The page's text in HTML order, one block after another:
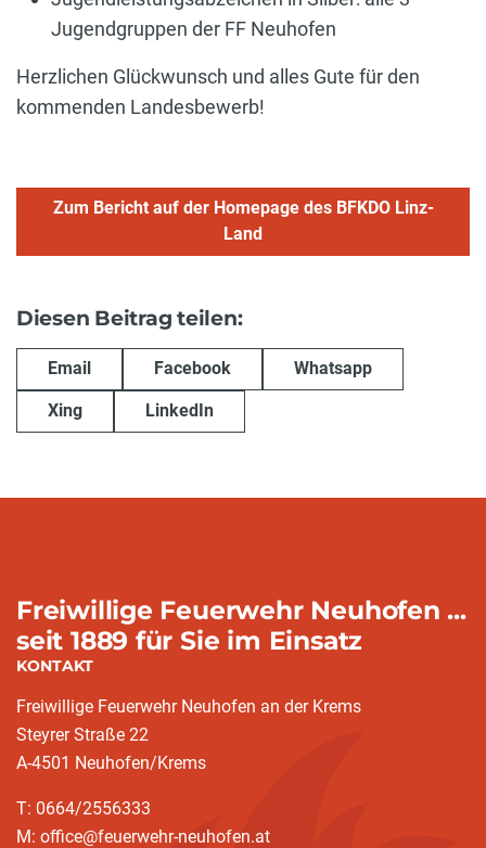
Jugendgruppen der FF Neuhofen
Herzlichen Glückwunsch und alles Gute für den
kommenden Landesbewerb!
Zum Bericht auf der Homepage des BFKDO Linz-
Land
Diesen Beitrag teilen:
Email Facebook Whatsapp
Xing LinkedIn
Freiwillige Feuerwehr Neuhofen ...
seit 1889 für Sie im Einsatz
KONTAKT
Freiwillige Feuerwehr Neuhofen an der Krems
Steyrer Straße 22
A-4501 Neuhofen/Krems
T: 0664/2556333
M: office@feuerwehr-neuhofen.at